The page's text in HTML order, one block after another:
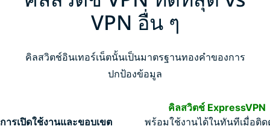
VPN อื่น ๆ
คิลสวิตช์อินเทอร์เน็ตนั้นเป็นมาตรฐานทองคำของการ
ปกป้องข้อมูล
คิลสวิตช์ ExpressVPN
การเปิดใช้งานและขอบเขต
พร้อมใช้งานได้ในทันทีเมื่อติด